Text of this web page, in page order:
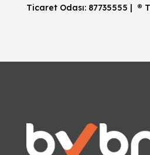
Ticaret Odası: 87735555 | ®